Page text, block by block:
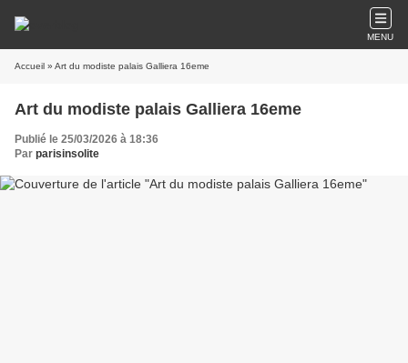
MENU
Accueil » Art du modiste palais Galliera 16eme
Art du modiste palais Galliera 16eme
Publié le 25/03/2026 à 18:36
Par parisinsolite